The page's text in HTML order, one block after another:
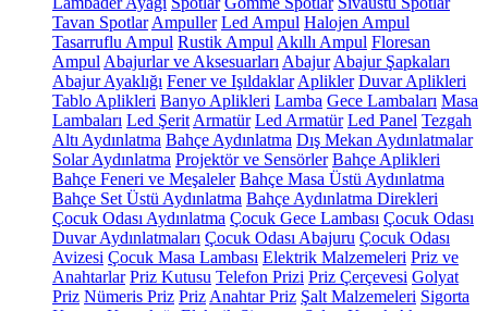
Tavan Spotlar Ampuller Led Ampul Halojen Ampul
Tasarruflu Ampul Rustik Ampul Akıllı Ampul Floresan
Ampul Abajurlar ve Aksesuarları Abajur Abajur Şapkaları
Abajur Ayaklığı Fener ve Işıldaklar Aplikler Duvar Aplikleri
Tablo Aplikleri Banyo Aplikleri Lamba Gece Lambaları Masa
Lambaları Led Şerit Armatür Led Armatür Led Panel Tezgah
Altı Aydınlatma Bahçe Aydınlatma Dış Mekan Aydınlatmalar
Solar Aydınlatma Projektör ve Sensörler Bahçe Aplikleri
Bahçe Feneri ve Meşaleler Bahçe Masa Üstü Aydınlatma
Bahçe Set Üstü Aydınlatma Bahçe Aydınlatma Direkleri
Çocuk Odası Aydınlatma Çocuk Gece Lambası Çocuk Odası
Duvar Aydınlatmaları Çocuk Odası Abajuru Çocuk Odası
Avizesi Çocuk Masa Lambası Elektrik Malzemeleri Priz ve
Anahtarlar Priz Kutusu Telefon Prizi Priz Çerçevesi Golyat
Priz Nümeris Priz Priz Anahtar Priz Şalt Malzemeleri Sigorta